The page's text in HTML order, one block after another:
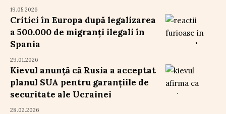
19.05.2026
Critici în Europa după legalizarea
a 500.000 de migranți ilegali în
Spania
29.01.2026
Kievul anunță că Rusia a acceptat
planul SUA pentru garanțiile de
securitate ale Ucrainei
28.02.2026